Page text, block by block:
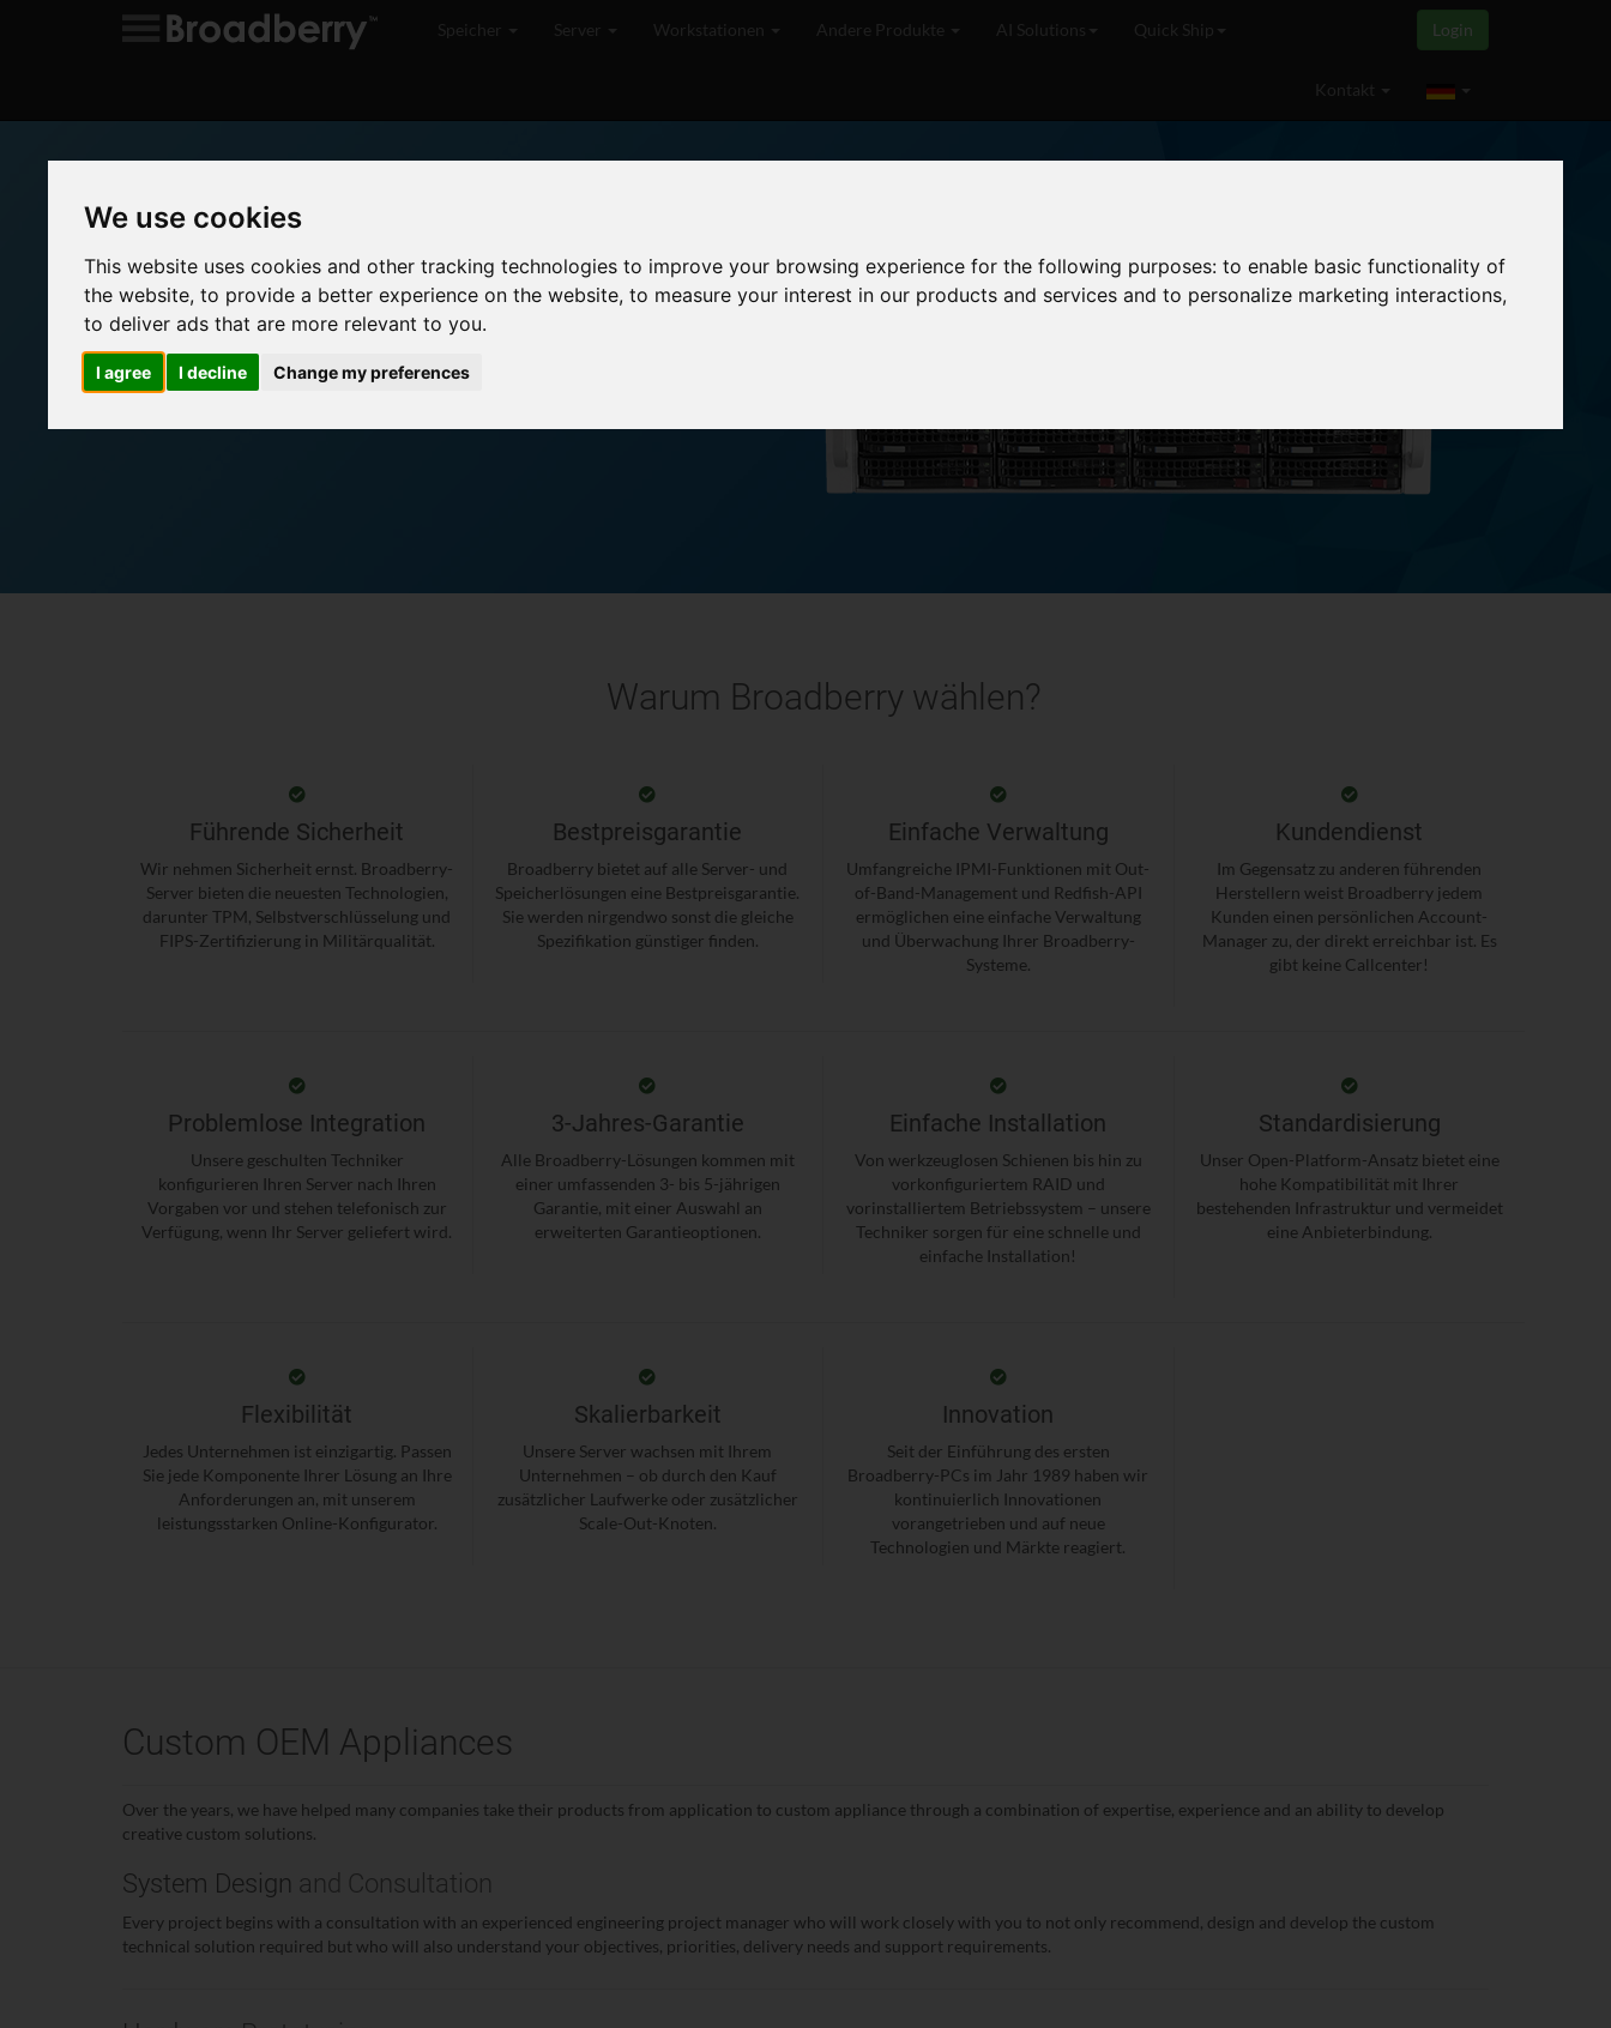
We use cookies
This website uses cookies and other tracking technologies to improve your browsing experience for the following purposes:to enable basic functionality of
the website,to provide a better experience on the website,to measure your interest in our products and services and to personalize marketing interactions,
to deliver ads that are more relevant to you.
I agree I decline Change my preferences
Speicher Server Workstationen Andere Produkte AI Solutions Quick Ship Login
Kontakt
Broadberry Data Systems offers complete custom computer based system
solutions and OEM appliance contract manufacturing services to help
provide customers including Independent Software Vendors (ISVs) and
Original Equipment Manufacturers (OEMs) with a complete and
Warum Broadberry wählen?
Führende Sicherheit
Wir nehmen Sicherheit ernst. Broadberry-
Server bieten die neuesten Technologien,
darunter TPM, Selbstverschlüsselung und
FIPS-Zertifizierung in Militärqualität.
Bestpreisgarantie
Broadberry bietet auf alle Server- und
Speicherlösungen eine Bestpreisgarantie.
Sie werden nirgendwo sonst die gleiche
Spezifikation günstiger finden.
Einfache Verwaltung
Umfangreiche IPMI-Funktionen mit Out-
of-Band-Management und Redfish-API
ermöglichen eine einfache Verwaltung
und Überwachung Ihrer Broadberry-
Systeme.
Kundendienst
Im Gegensatz zu anderen führenden
Herstellern weist Broadberry jedem
Kunden einen persönlichen Account-
Manager zu, der direkt erreichbar ist. Es
gibt keine Callcenter!
Problemlose Integration
Unsere geschulten Techniker
konfigurieren Ihren Server nach Ihren
Vorgaben vor und stehen telefonisch zur
Verfügung, wenn Ihr Server geliefert wird.
3-Jahres-Garantie
Alle Broadberry-Lösungen kommen mit
einer umfassenden 3- bis 5-jährigen
Garantie, mit einer Auswahl an
erweiterten Garantieoptionen.
Einfache Installation
Von werkzeuglosen Schienen bis hin zu
vorkonfiguriertem RAID und
vorinstalliertem Betriebssystem – unsere
Techniker sorgen für eine schnelle und
einfache Installation!
Standardisierung
Unser Open-Platform-Ansatz bietet eine
hohe Kompatibilität mit Ihrer
bestehenden Infrastruktur und vermeidet
eine Anbieterbindung.
Flexibilität
Jedes Unternehmen ist einzigartig. Passen
Sie jede Komponente Ihrer Lösung an Ihre
Anforderungen an, mit unserem
leistungsstarken Online-Konfigurator.
Skalierbarkeit
Unsere Server wachsen mit Ihrem
Unternehmen – ob durch den Kauf
zusätzlicher Laufwerke oder zusätzlicher
Scale-Out-Knoten.
Innovation
Seit der Einführung des ersten
Broadberry-PCs im Jahr 1989 haben wir
kontinuierlich Innovationen
vorangetrieben und auf neue
Technologien und Märkte reagiert.
Custom OEM Appliances
Over the years, we have helped many companies take their products from application to custom appliance through a combination of expertise, experience and an ability to develop
creative custom solutions.
System Design and Consultation
Every project begins with a consultation with an experienced engineering project manager who will work closely with you to not only recommend, design and develop the custom
technical solution required but who will also understand your objectives, priorities, delivery needs and support requirements.